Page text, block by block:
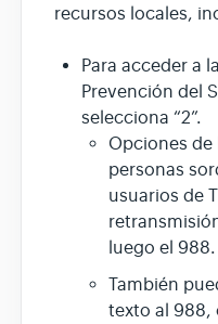
recursos locales,
Para acceder a
Prevención del
selecciona “2”.
Opciones de
personas
usuarios de
luego el 988.
También
texto al 988,